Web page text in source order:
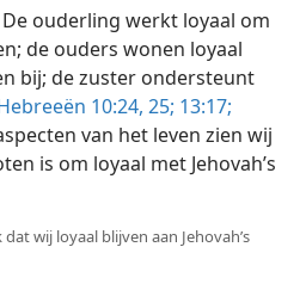
ouderling werkt loyaal om
de ouders wonen loyaal
bij; de zuster ondersteunt
10:24, 25; 13:17;
van het leven zien wij
is om loyaal met Jehovah’s
wij loyaal blijven aan Jehovah’s